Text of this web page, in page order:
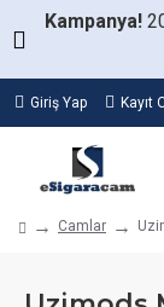
Kampanya!
Giriş Yap Kayıt
Camlar